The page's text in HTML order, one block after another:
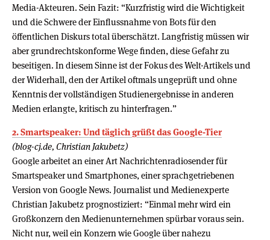
Media-Akteuren. Sein Fazit: “Kurzfristig wird die Wichtigkeit
und die Schwere der Einflussnahme von Bots für den
öffentlichen Diskurs total überschätzt. Langfristig müssen wir
aber grundrechtskonforme Wege finden, diese Gefahr zu
beseitigen. In diesem Sinne ist der Fokus des Welt-Artikels und
der Widerhall, den der Artikel oftmals ungeprüft und ohne
Kenntnis der vollständigen Studienergebnisse in anderen
Medien erlangte, kritisch zu hinterfragen.”
2. Smartspeaker: Und täglich grüßt das Google-Tier
(blog-cj.de, Christian Jakubetz)
Google arbeitet an einer Art Nachrichtenradiosender für
Smartspeaker und Smartphones, einer sprachgetriebenen
Version von Google News. Journalist und Medienexperte
Christian Jakubetz prognostiziert: “Einmal mehr wird ein
Großkonzern den Medienunternehmen spürbar voraus sein.
Nicht nur, weil ein Konzern wie Google über nahezu